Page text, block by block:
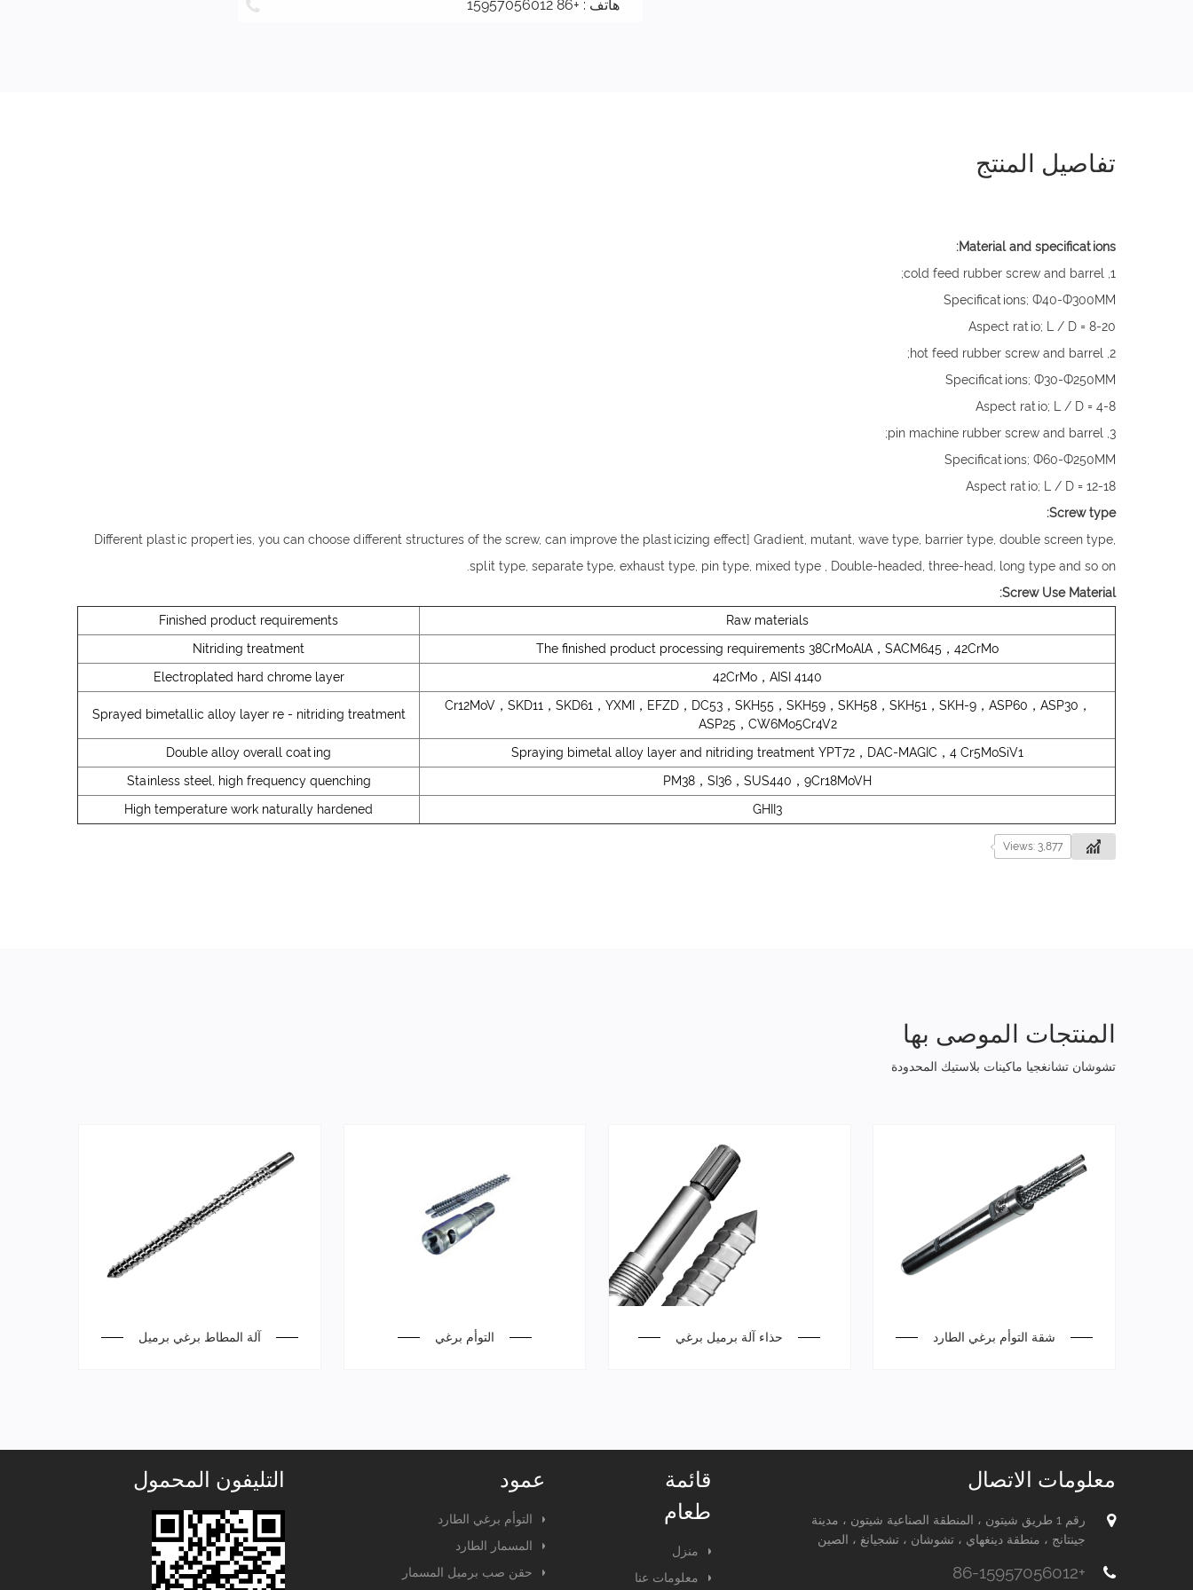
هاتف : +86 15957056012
تفاصيل المنتج
Material and specifications:
1, cold feed rubber screw and barrel;
Specifications; Ф40-Ф300MM
Aspect ratio; L / D = 8-20
2, hot feed rubber screw and barrel;
Specifications; Ф30-Ф250MM
Aspect ratio; L / D = 4-8
3, pin machine rubber screw and barrel;
Specifications; Ф60-Ф250MM
Aspect ratio; L / D = 12-18
Screw type:
Different plastic properties, you can choose different structures of the screw, can improve the plasticizing effect] Gradient, mutant, wave type, barrier type, double screen type,
split type, separate type, exhaust type, pin type, mixed type , Double-headed, three-head, long type and so on.
Screw Use Material:
Raw materials
Finished product requirements
The finished product processing requirements 38CrMoAlA，SACM645，42CrMo
Nitriding treatment
42CrMo，AISI 4140
Electroplated hard chrome layer
Cr12MoV，SKD11，SKD61，YXMI，EFZD，DC53，SKH55，SKH59，SKH58，SKH51，SKH-9，ASP60，ASP30，
ASP25，CW6Mo5Cr4V2
Sprayed bimetallic alloy layer re - nitriding treatment
Spraying bimetal alloy layer and nitriding treatment YPT72，DAC-MAGIC，4 Cr5MoSiV1
Double alloy overall coating
PM38，SI36，SUS440，9Cr18MoVH
Stainless steel, high frequency quenching
GHII3
High temperature work naturally hardened
Views: 3,877
المنتجات الموصى بها
تشوشان تشانغجيا ماكينات بلاستيك المحدودة
شقة التوأم برغي الطارد حذاء آلة برميل برغي التوأم برغي آلة المطاط برغي برميل
معلومات الاتصال
رقم 1 طريق شيتون ، المنطقة الصناعية شيتون ، مدينة
جينتانج ، منطقة دينغهاي ، تشوشان ، تشجيانغ ، الصين
+86-15957056012
قائمة
طعام
منزل
معلومات عنا
عمود
التوأم برغي الطارد
المسمار الطارد
حقن صب برميل المسمار
التليفون المحمول